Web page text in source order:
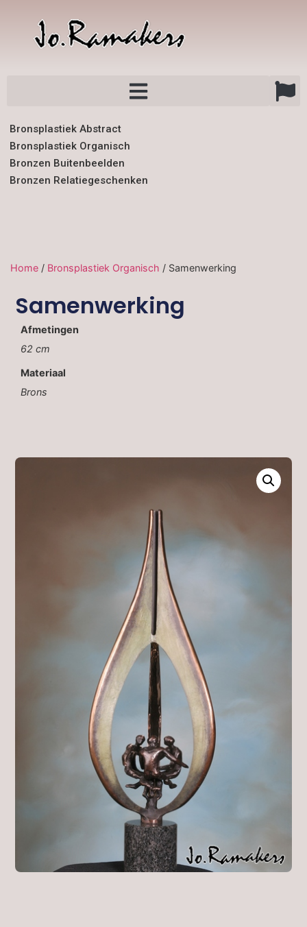
Bronsplastiek Abstract
Bronsplastiek Organisch
Bronzen Buitenbeelden
Bronzen Relatiegeschenken
Home / Bronsplastiek Organisch / Samenwerking
Samenwerking
Afmetingen
62 cm
Materiaal
Brons